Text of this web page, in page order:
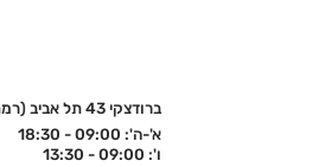
ברודצקי 43 תל אביב (רמת אביב)
א'-ה': 09:00 - 18:30
ו': 09:00 - 13:30